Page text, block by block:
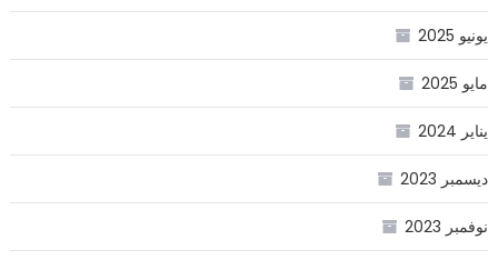
يونيو 2025
مايو 2025
يناير 2024
ديسمبر 2023
نوفمبر 2023